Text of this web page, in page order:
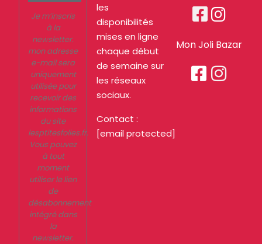
Je m’inscris
à la
newsletter.
mon adresse
e-mail sera
uniquement
utilisée pour
recevoir des
informations
du site
lesptitesfolies.fr.
Vous pouvez
à tout
moment
utiliser le lien
de
désabonnement
intégré dans
la
newsletter.
les
disponibilités
mises en ligne
chaque début
de semaine sur
les réseaux
sociaux.
Contact :
[email protected]
 
Mon Joli Bazar
 